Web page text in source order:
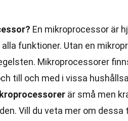
En mikroprocessor är
funktioner. Utan en
Mikroprocessorer
till och med i vissa
är små men
Vill du veta mer om dessa